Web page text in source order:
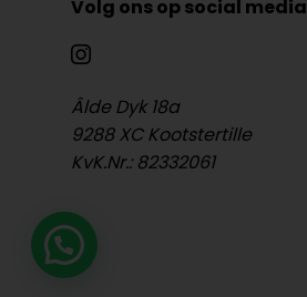
Volg ons op social media
Âlde Dyk 18a
9288 XC Kootstertille
KvK.Nr.: 82332061